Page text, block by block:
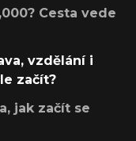
Cesta vede
vzdělání i
začít?
jak začít se